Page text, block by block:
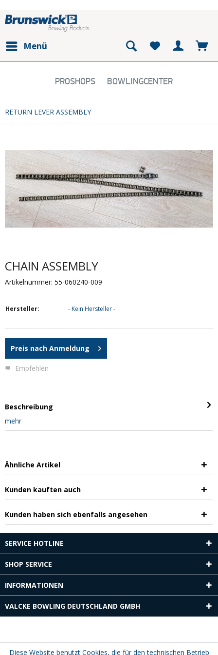
Menü
PROSHOPS BOWLINGCENTER
RETURN LEVER ASSEMBLY
CHAIN ASSEMBLY
Artikelnummer: 55-060240-009
Hersteller: - Kein Hersteller -
Preis nach Anmeldung
Empfehlen
Beschreibung
mehr
Ähnliche Artikel
Kunden kauften auch
Kunden haben sich ebenfalls angesehen
SERVICE HOTLINE
SHOP SERVICE
INFORMATIONEN
VALCKE BOWLING DEUTSCHLAND GMBH
Diese Website benutzt Cookies, die für den technischen Betrieb